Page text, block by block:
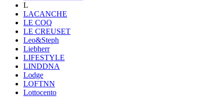
L
LACANCHE
LE COQ
LE CREUSET
Leo&Steph
Liebherr
LIFESTYLE
LINDDNA
Lodge
LOFTNN
Lottocento